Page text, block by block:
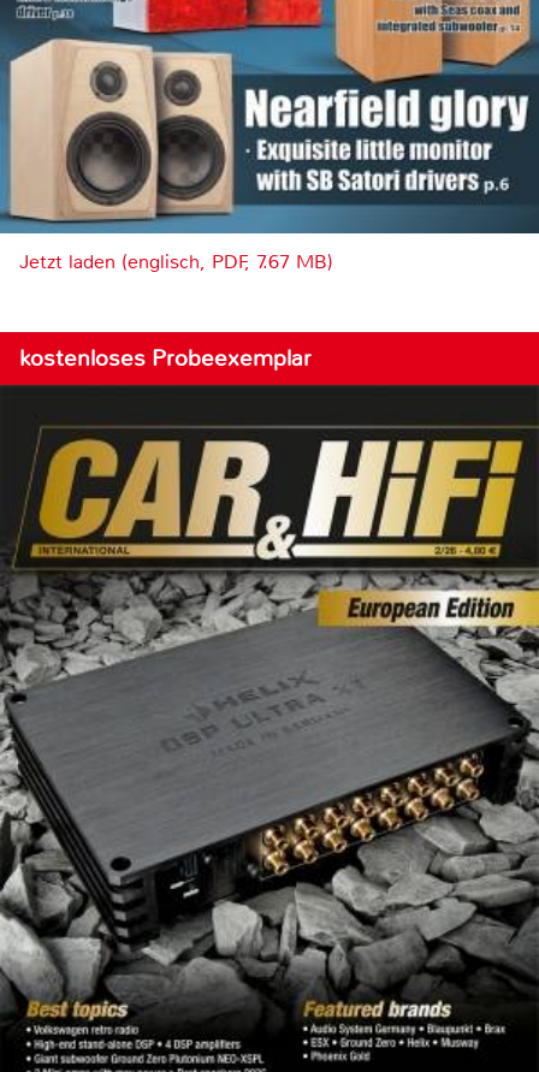
Jetzt laden (englisch, PDF, 7.67 MB)
kostenloses Probeexemplar